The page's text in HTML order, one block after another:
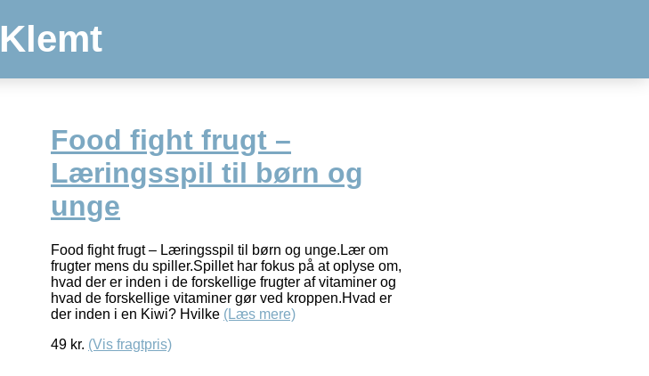
Klemt
Food fight frugt –
Læringsspil til børn og
unge
Food fight frugt – Læringsspil til børn og unge.Lær om
frugter mens du spiller.Spillet har fokus på at oplyse om,
hvad der er inden i de forskellige frugter af vitaminer og
hvad de forskellige vitaminer gør ved kroppen.Hvad er
der inden i en Kiwi? Hvilke (Læs mere)
49 kr. (Vis fragtpris)